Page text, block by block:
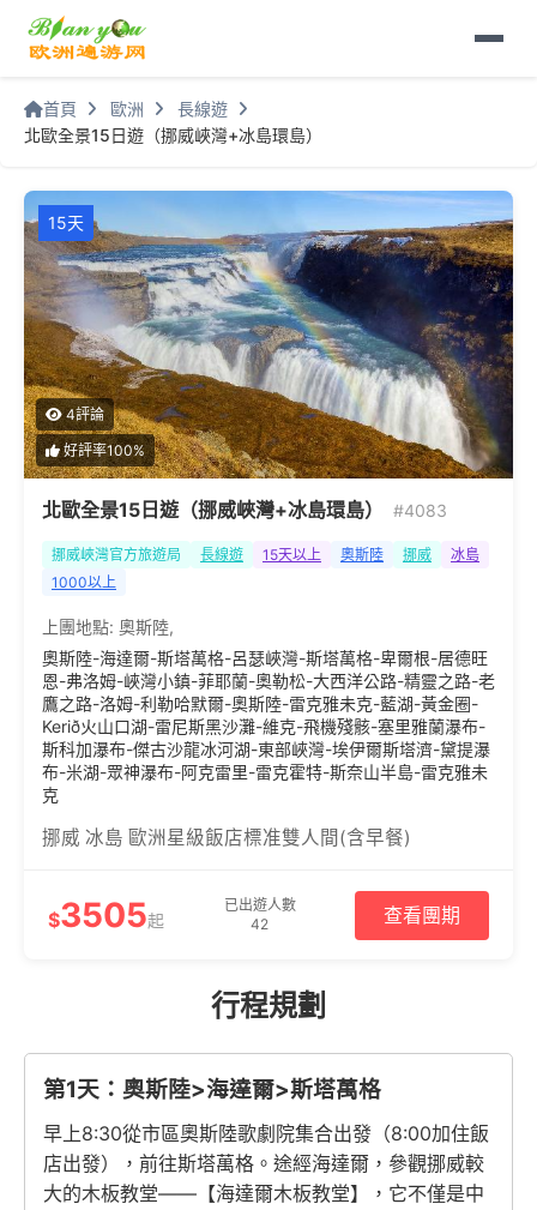
首頁 歐洲
長線遊
北歐全景15日遊（挪威峽灣+冰島環島）
15天
4評論
好評率100%
北歐全景15日遊（挪威峽灣+冰島環島） #4083
挪威峽灣官方旅遊局 長線遊 15天以上 奧斯陸 挪威
冰島
1000以上
上團地點: 奧斯陸,
奧斯陸-海達爾-斯塔萬格-呂瑟峽灣-斯塔萬格-卑爾根-居德旺
恩-弗洛姆-峽灣小鎮-菲耶蘭-奧勒松-大西洋公路-精靈之路-老
鷹之路-洛姆-利勒哈默爾-奧斯陸-雷克雅未克-藍湖-黃金圈-
Kerið火山口湖-雷尼斯黑沙灘-維克-飛機殘骸-塞里雅蘭瀑布-
斯科加瀑布-傑古沙龍冰河湖-東部峽灣-埃伊爾斯塔濟-黛提瀑
布-米湖-眾神瀑布-阿克雷里-雷克霍特-斯奈山半島-雷克雅未
克
挪威 冰島 歐洲星級飯店標准雙人間(含早餐)
$3505起
已出遊人數
42
查看團期
行程規劃
第1天：奧斯陸>海達爾>斯塔萬格
早上8:30從市區奧斯陸歌劇院集合出發（8:00加住飯
店出發），前往斯塔萬格。途經海達爾，參觀挪威較
大的木板教堂——【海達爾木板教堂】，它不僅是中